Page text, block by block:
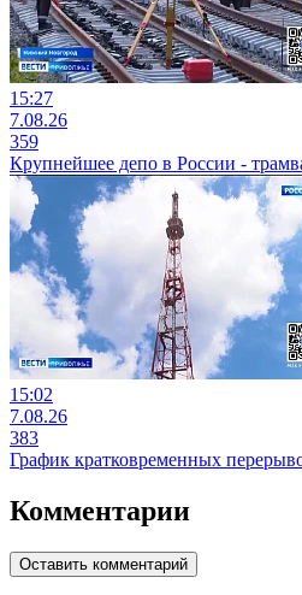
15:27
7.08.26
359
Крупнейшее депо в России -
15:02
7.08.26
383
График кратковременных
Комментарии
Оставить комментарий